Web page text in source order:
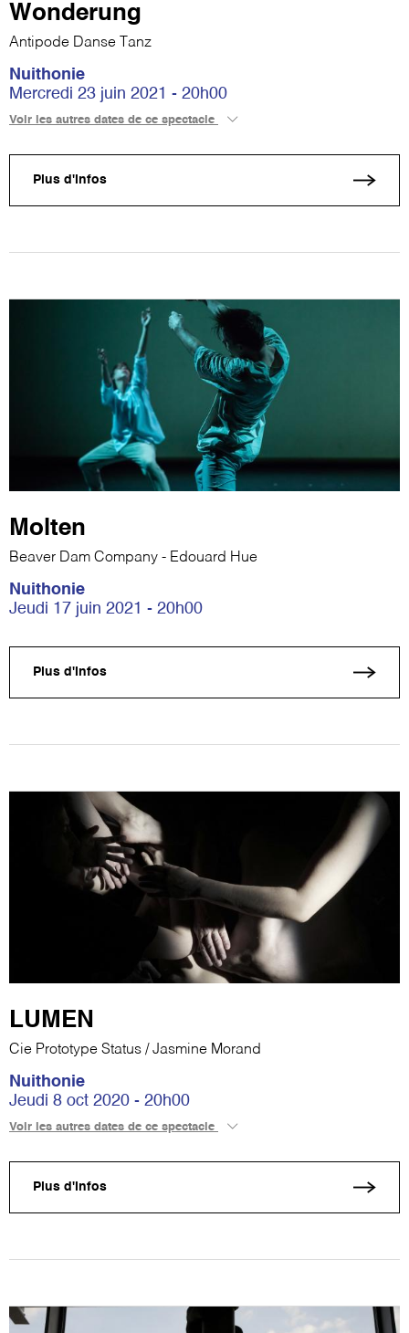
Wonderung
Antipode Danse Tanz
Nuithonie
Mercredi 23 juin 2021 - 20h00
Voir les autres dates de ce spectacle
Plus d'infos
Molten
Beaver Dam Company - Edouard Hue
Nuithonie
Jeudi 17 juin 2021 - 20h00
Plus d'infos
LUMEN
Cie Prototype Status / Jasmine Morand
Nuithonie
Jeudi 8 oct 2020 - 20h00
Voir les autres dates de ce spectacle
Plus d'infos